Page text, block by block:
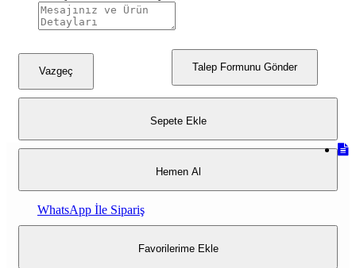
Talep Formunu Gönder
Vazgeç
Sepete Ekle
Hemen Al
WhatsApp İle Sipariş
Favorilerime Ekle